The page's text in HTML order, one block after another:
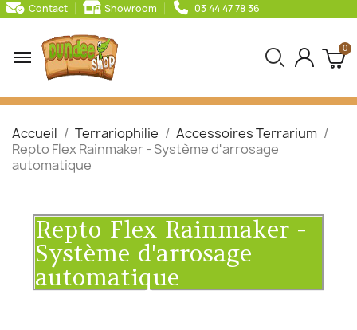
Contact Showroom 03 44 47 78 36
Accueil Terrariophilie
Accessoires Terrarium
Repto Flex Rainmaker - Système d'arrosage
automatique
Repto Flex Rainmaker -
Système d'arrosage
automatique